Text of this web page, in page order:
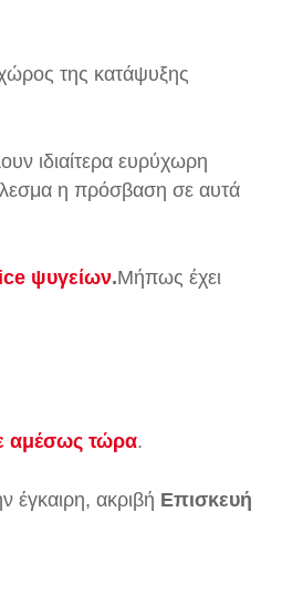
της κατάψυξης
ιδιαίτερα ευρύχωρη
η πρόσβαση σε αυτά
ψυγείων.Μήπως έχει
αμέσως τώρα.
έγκαιρη, ακριβή Επισκευή